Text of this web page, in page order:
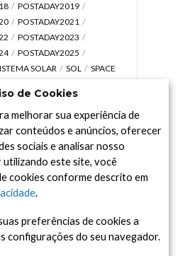
POSTADAY2019
POSTADAY2021
POSTADAY2023
POSTADAY2025
SOLAR SOL
SPACE
VÍDEOde Cookies
melhorar sua experiência de
conteúdos e anúncios, oferecer
sociais e analisar nosso
este site, você
cookies conforme descrito em
.
preferências de cookies a
configurações do seu navegador.